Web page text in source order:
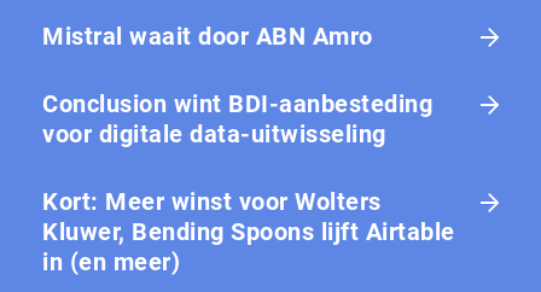
Mistral waait door ABN Amro
Conclusion wint BDI-aanbesteding
voor digitale data-uitwisseling
Kort: Meer winst voor Wolters
Kluwer, Bending Spoons lijft Airtable
in (en meer)